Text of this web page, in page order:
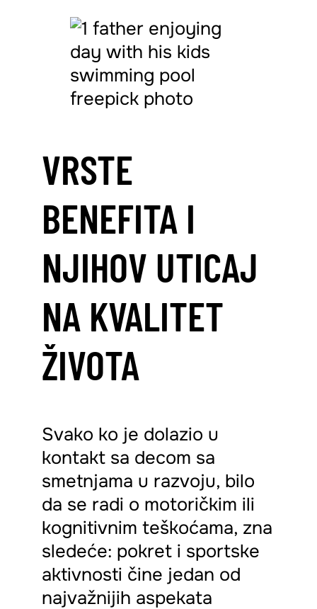
VRSTE
BENEFITA I
NJIHOV UTICAJ
NA KVALITET
ŽIVOTA
Svako ko je dolazio u
kontakt sa decom sa
smetnjama u razvoju, bilo
da se radi o motoričkim ili
kognitivnim teškoćama, zna
sledeće: pokret i sportske
aktivnosti čine jedan od
najvažnijih aspekata